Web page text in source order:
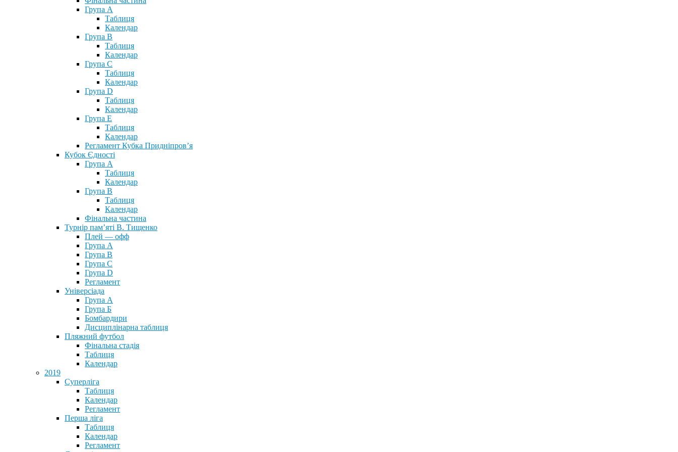
Група А
Таблиця
Календар
Група В
Таблиця
Календар
Група С
Таблиця
Календар
Група D
Таблиця
Календар
Група Е
Таблиця
Календар
Регламент Кубка Придніпров’я
Кубок Єдності
Група А
Таблиця
Календар
Група В
Таблиця
Календар
Фінальна частина
Турнір пам’яті В. Тищенко
Плей — офф
Група А
Група B
Група С
Група D
Регламент
Універсіада
Група А
Група Б
Бомбардири
Дисциплінарна таблиця
Пляжний футбол
Фінальна стадія
Таблиця
Календар
2019
Суперліга
Таблиця
Календар
Регламент
Перша ліга
Таблиця
Календар
Регламент